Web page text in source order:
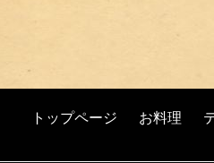
トップページ お料理